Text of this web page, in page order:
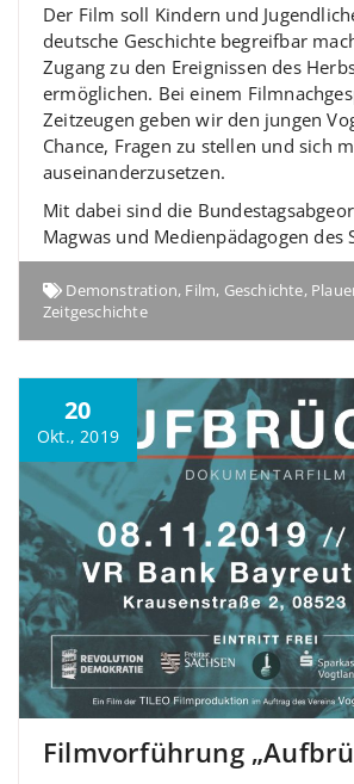
Der Film soll Kindern und
deutsche Geschichte begreifbar
Zugang zu den Ereignissen des
ermöglichen. Bei einem
Zeitzeugen geben wir den jungen
Chance, Fragen zu stellen und sich
auseinanderzusetzen.
Mit dabei sind die
Magwas und Medienpädagogen des
Demonstration, Film, Geschichte,
Zeitgeschichte
20
Okt., 2019
Filmvorführung